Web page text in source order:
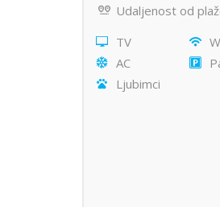
Udaljenost od
TV
AC
Ljubimci